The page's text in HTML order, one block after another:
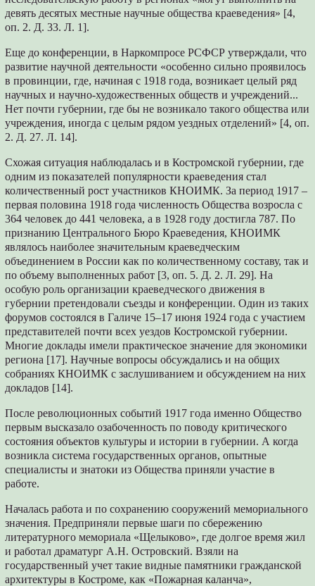
девять десятых местные научные общества краеведения» [4,
оп. 2. Д. 33. Л. 1].
Еще до конференции, в Наркомпросе РСФСР утверждали, что
развитие научной деятельности «особенно сильно проявилось
в провинции, где, начиная с 1918 года, возникает целый ряд
научных и научно-художественных обществ и учреждений...
Нет почти губернии, где бы не возникало такого общества или
учреждения, иногда с целым рядом уездных отделений» [4, оп.
2. Д. 27. Л. 14].
Схожая ситуация наблюдалась и в Костромской губернии, где
одним из показателей популярности краеведения стал
количественный рост участников КНОИМК. За период 1917 –
первая половина 1918 года численность Общества возросла с
364 человек до 441 человека, а в 1928 году достигла 787. По
признанию Центрального Бюро Краеведения, КНОИМК
являлось наиболее значительным краеведческим
объединением в России как по количественному составу, так и
по объему выполненных работ [3, оп. 5. Д. 2. Л. 29]. На
особую роль организации краеведческого движения в
губернии претендовали съезды и конференции. Один из таких
форумов состоялся в Галиче 15–17 июня 1924 года с участием
представителей почти всех уездов Костромской губернии.
Многие доклады имели практическое значение для экономики
региона [17]. Научные вопросы обсуждались и на общих
собраниях КНОИМК с заслушиванием и обсуждением на них
докладов [14].
После революционных событий 1917 года именно Общество
первым высказало озабоченность по поводу критического
состояния объектов культуры и истории в губернии. А когда
возникла система государственных органов, опытные
специалисты и знатоки из Общества приняли участие в
работе.
Началась работа и по сохранению сооружений мемориального
значения. Предприняли первые шаги по сбережению
литературного мемориала «Щелыково», где долгое время жил
и работал драматург А.Н. Островский. Взяли на
государственный учет такие видные памятники гражданской
архитектуры в Костроме, как «Пожарная каланча»,